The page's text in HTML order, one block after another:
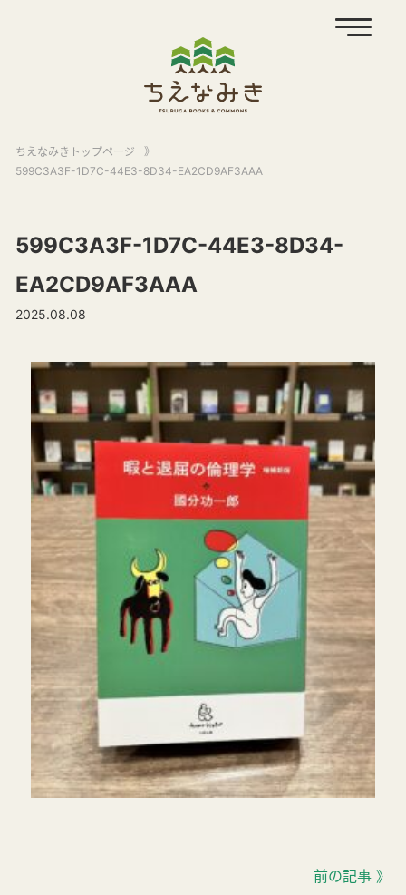
ちえなみきトップページ
》
599C3A3F-1D7C-44E3-8D34-EA2CD9AF3AAA
599C3A3F-1D7C-44E3-8D34-
EA2CD9AF3AAA
2025.08.08
前の記事 》